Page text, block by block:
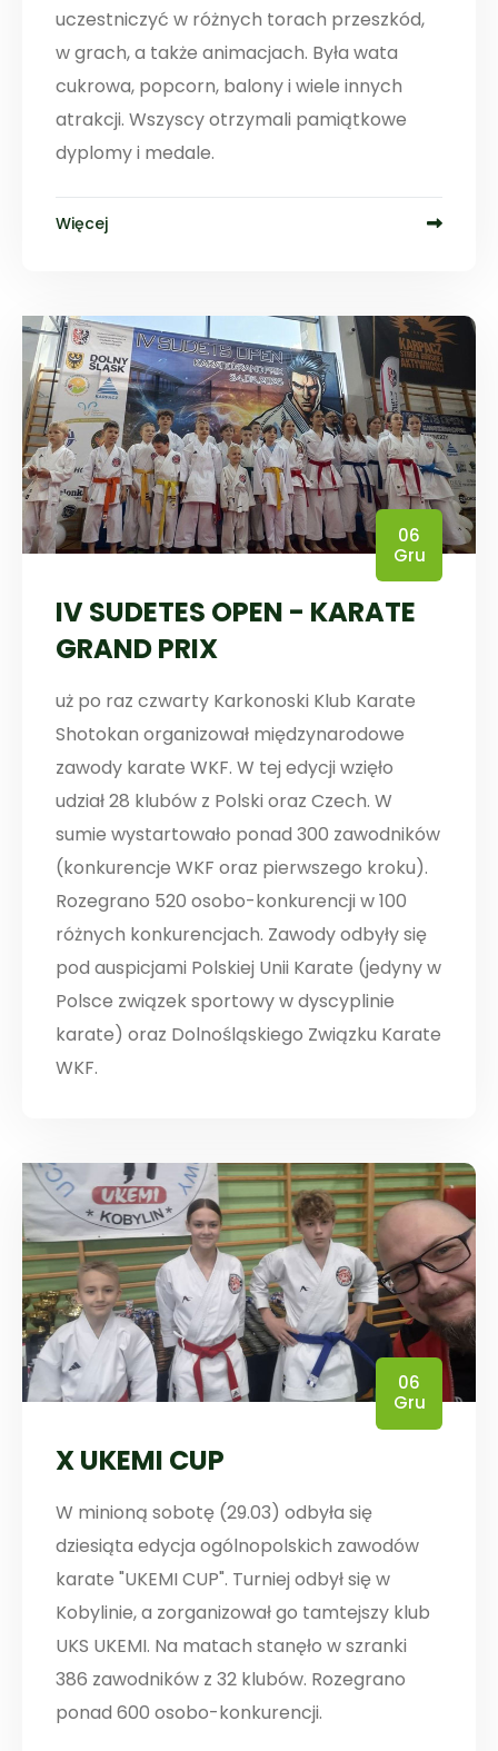
uczestniczyć w różnych torach przeszkód,
w grach, a także animacjach. Była wata
cukrowa, popcorn, balony i wiele innych
atrakcji. Wszyscy otrzymali pamiątkowe
dyplomy i medale.
Więcej
06
Gru
IV SUDETES OPEN - KARATE
GRAND PRIX
uż po raz czwarty Karkonoski Klub Karate
Shotokan organizował międzynarodowe
zawody karate WKF. W tej edycji wzięło
udział 28 klubów z Polski oraz Czech. W
sumie wystartowało ponad 300 zawodników
(konkurencje WKF oraz pierwszego kroku).
Rozegrano 520 osobo-konkurencji w 100
różnych konkurencjach. Zawody odbyły się
pod auspicjami Polskiej Unii Karate (jedyny w
Polsce związek sportowy w dyscyplinie
karate) oraz Dolnośląskiego Związku Karate
WKF.
06
Gru
X UKEMI CUP
W minioną sobotę (29.03) odbyła się
dziesiąta edycja ogólnopolskich zawodów
karate "UKEMI CUP". Turniej odbył się w
Kobylinie, a zorganizował go tamtejszy klub
UKS UKEMI. Na matach stanęło w szranki
386 zawodników z 32 klubów. Rozegrano
ponad 600 osobo-konkurencji.